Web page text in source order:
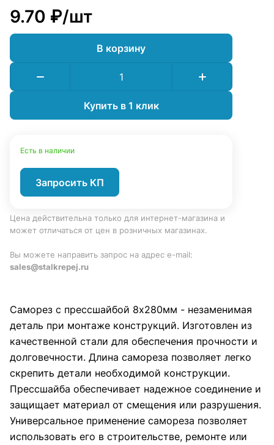
9.70 ₽/шт
В корзину
Купить в 1 клик
Есть в наличии
Запросить КП
Цена действительна только для интернет-магазина и
может отличаться от цен в розничных магазинах.
Вы можете направить запрос на адрес e-mail:
sales@stalkrepej.ru
Саморез с прессшайбой 8х280мм - незаменимая
деталь при монтаже конструкций. Изготовлен из
качественной стали для обеспечения прочности и
долговечности. Длина самореза позволяет легко
скрепить детали необходимой конструкции.
Прессшайба обеспечивает надежное соединение и
защищает материал от смещения или разрушения.
Универсальное применение самореза позволяет
использовать его в строительстве, ремонте или